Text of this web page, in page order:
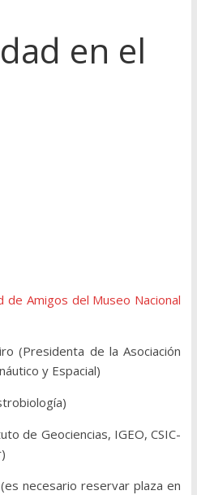
en el
de Amigos del Museo Nacional
(Presidenta de la Asociación
y Espacial)
de Geociencias, IGEO, CSIC-
necesario reservar plaza en